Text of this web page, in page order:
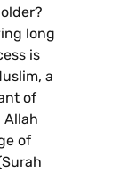
long
is
a
of
Allah
of